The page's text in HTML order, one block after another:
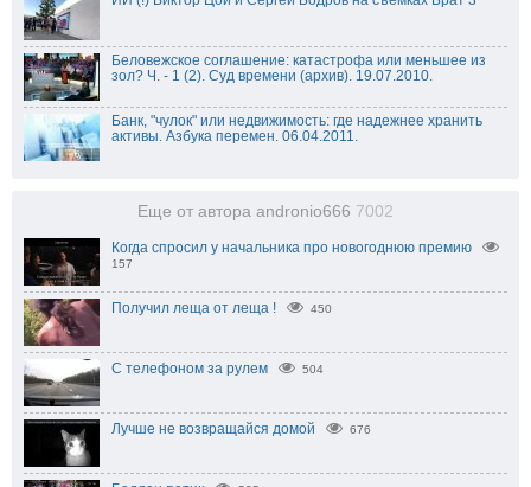
Беловежское соглашение: катастрофа или меньшее из
зол? Ч. - 1 (2). Суд времени (архив). 19.07.2010.
Банк, "чулок" или недвижимость: где надежнее хранить
активы. Азбука перемен. 06.04.2011.
Еще от автора andronio666 7002
Когда спросил у начальника про новогоднюю премию
157
Получил леща от леща ! 450
С телефоном за рулем 504
Лучше не возвращайся домой 676